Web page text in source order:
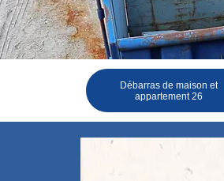
Débarras de maison et
appartement 26